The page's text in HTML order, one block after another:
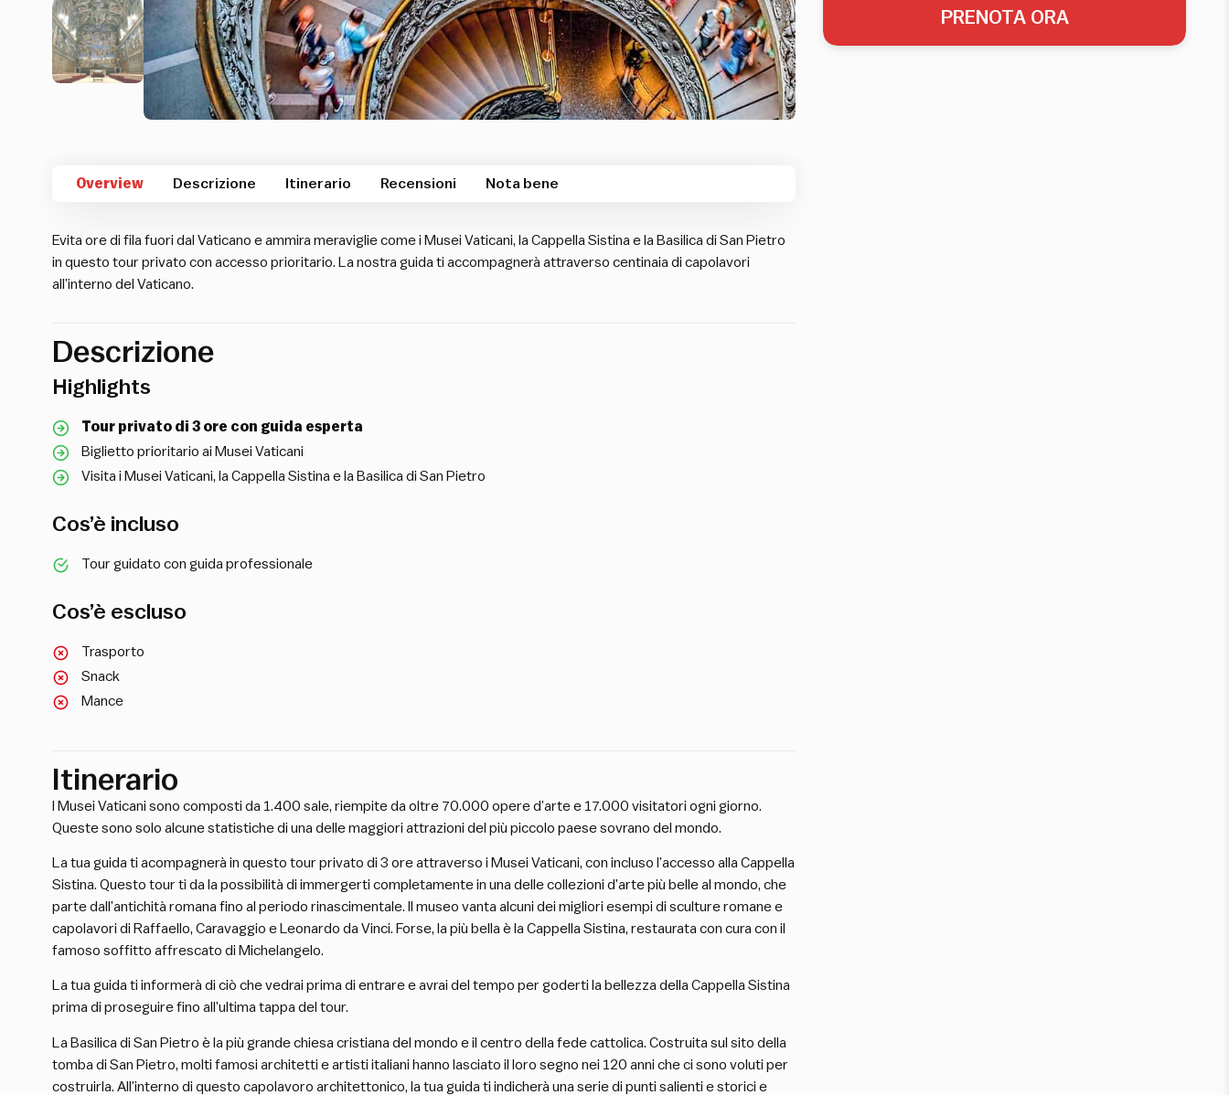
Overview Descrizione Itinerario Recensioni Nota bene
Evita ore di fila fuori dal Vaticano e ammira meraviglie come i Musei Vaticani, la Cappella Sistina e la Basilica di San Pietro
in questo tour privato con accesso prioritario. La nostra guida ti accompagnerà attraverso centinaia di capolavori
all’interno del Vaticano.
Descrizione
Highlights
Tour privato di 3 ore con guida esperta
Biglietto prioritario ai Musei Vaticani
Visita i Musei Vaticani, la Cappella Sistina e la Basilica di San Pietro
Cos’è incluso
Tour guidato con guida professionale
Cos’è escluso
Trasporto
Snack
Mance
Itinerario
I Musei Vaticani sono composti da 1.400 sale, riempite da oltre 70.000 opere d’arte e 17.000 visitatori ogni giorno.
Queste sono solo alcune statistiche di una delle maggiori attrazioni del più piccolo paese sovrano del mondo.
La tua guida ti acompagnerà in questo tour privato di 3 ore attraverso i Musei Vaticani, con incluso l’accesso alla Cappella
Sistina. Questo tour ti da la possibilità di immergerti completamente in una delle collezioni d’arte più belle al mondo, che
parte dall’antichità romana fino al periodo rinascimentale. Il museo vanta alcuni dei migliori esempi di sculture romane e
capolavori di Raffaello, Caravaggio e Leonardo da Vinci. Forse, la più bella è la Cappella Sistina, restaurata con cura con il
famoso soffitto affrescato di Michelangelo.
La tua guida ti informerà di ciò che vedrai prima di entrare e avrai del tempo per goderti la bellezza della Cappella Sistina
prima di proseguire fino all’ultima tappa del tour.
La Basilica di San Pietro è la più grande chiesa cristiana del mondo e il centro della fede cattolica. Costruita sul sito della
tomba di San Pietro, molti famosi architetti e artisti italiani hanno lasciato il loro segno nei 120 anni che ci sono voluti per
costruirla. All’interno di questo capolavoro architettonico, la tua guida ti indicherà una serie di punti salienti e storici e
PRENOTA ORA